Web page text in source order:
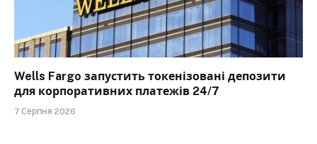
Wells Fargo запустить токенізовані депозити
для корпоративних платежів 24/7
7 Серпня 2026